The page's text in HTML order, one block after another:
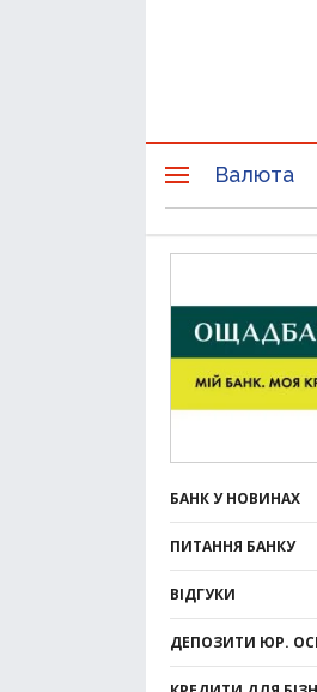
Валюта
БАНК У НОВИНАХ
ПИТАННЯ БАНКУ
ВІДГУКИ
ДЕПОЗИТИ ЮР.